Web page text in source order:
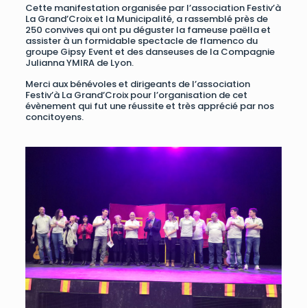
Cette manifestation organisée par l’association Festiv’à
La Grand’Croix et la Municipalité, a rassemblé près de
250 convives qui ont pu déguster la fameuse paëlla et
assister à un formidable spectacle de flamenco du
groupe Gipsy Event et des danseuses de la Compagnie
Julianna YMIRA de Lyon.
Merci aux bénévoles et dirigeants de l’association
Festiv’à La Grand’Croix pour l’organisation de cet
évènement qui fut une réussite et très apprécié par nos
concitoyens.